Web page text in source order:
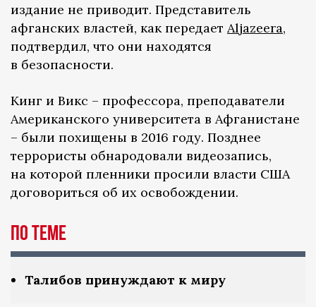
издание не приводит. Представитель
афганских властей, как передает Aljazeera,
подтвердил, что они находятся
в безопасности.
Кинг и Викс – профессора, преподаватели
Американского университета в Афганистане
– были похищены в 2016 году. Позднее
террористы обнародовали видеозапись,
на которой пленники просили власти США
договориться об их освобождении.
ПО ТЕМЕ
Талибов принуждают к миру